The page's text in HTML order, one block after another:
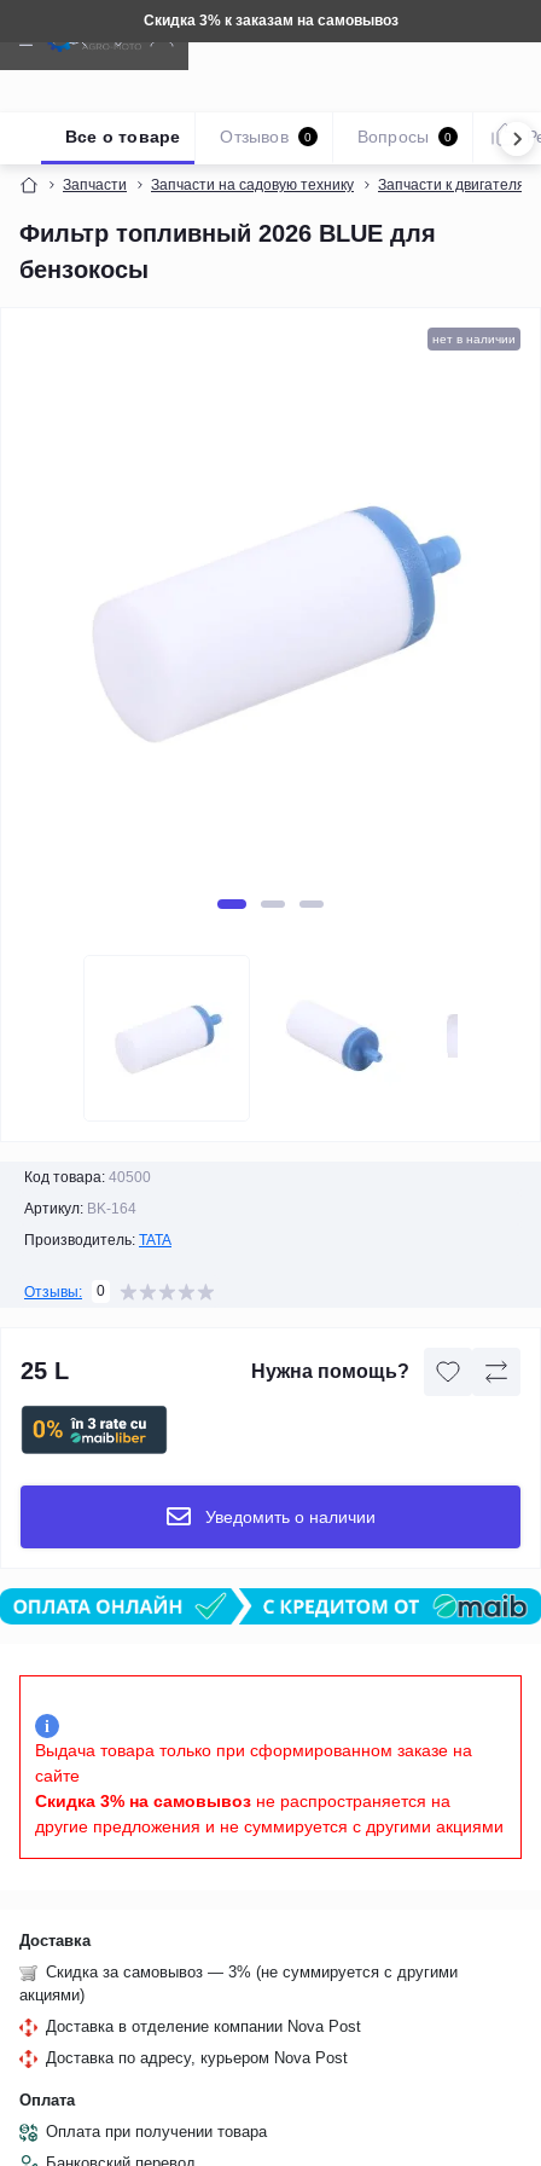
Техника: Бесплатная доставка
Запчасти Запчасти на садовую технику Запчасти к
Фильтр топливный 2026 BLUE для
бензокосы
Все о товаре Отзывов 0 Вопросы 0
нет в наличии
Код товара: 40500
Артикул: BK-164
Производитель: TATA
Отзывы: 0
25 L Нужна помощь?
Уведомить о наличии
i
Выдача товара только при сформированном заказе на
сайте
Скидка 3% на самовывоз не распространяется на
другие предложения и не суммируется с другими акциями
Доставка
Скидка за самовывоз — 3% (не суммируется с другими
акциями)
Доставка в отделение компании Nova Post
Доставка по адресу, курьером Nova Post
Оплата
Оплата при получении товара